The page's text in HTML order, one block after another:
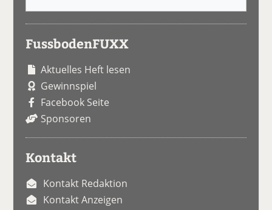
FussbodenFUXX
Aktuelles Heft lesen
Gewinnspiel
Facebook Seite
Sponsoren
Kontakt
Kontakt Redaktion
Kontakt Anzeigen